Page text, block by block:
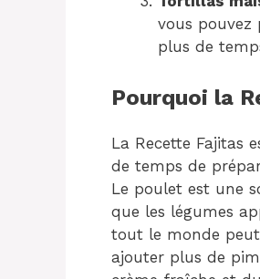
vous pouvez
plus de
Pourquoi la
La Recette Fajitas
de temps de
Le poulet est une
que les légumes
tout le monde peut
ajouter plus de